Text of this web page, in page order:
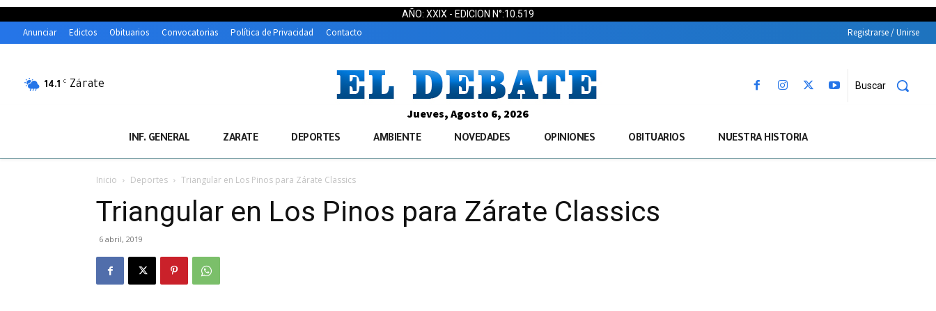
AÑO: XXIX - EDICION N°:10.519
Anunciar Edictos Obituarios Convocatorias Política de Privacidad Contacto Registrarse / Unirse
14.1 C Zárate Buscar
Jueves, Agosto 6, 2026
INF. GENERAL ZARATE DEPORTES AMBIENTE NOVEDADES OPINIONES OBITUARIOS NUESTRA HISTORIA
Inicio Deportes Triangular en Los Pinos para Zárate Classics
Triangular en Los Pinos para Zárate Classics
6 abril, 2019